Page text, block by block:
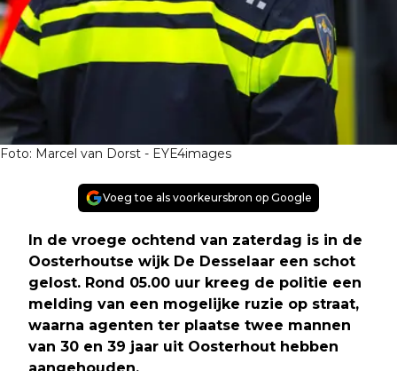
Foto: Marcel van Dorst - EYE4images
Voeg toe als voorkeursbron op Google
In de vroege ochtend van zaterdag is in de
Oosterhoutse wijk De Desselaar een schot
gelost. Rond 05.00 uur kreeg de politie een
melding van een mogelijke ruzie op straat,
waarna agenten ter plaatse twee mannen
van 30 en 39 jaar uit Oosterhout hebben
aangehouden.